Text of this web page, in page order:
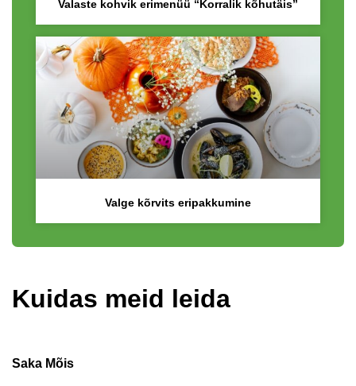
Valaste kohvik erimenüü “Korralik kõhutäis”
Valge kõrvits eripakkumine
Kuidas meid leida
Saka Mõis